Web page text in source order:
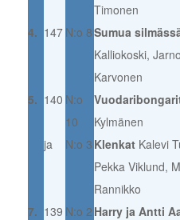
Timonen
4. 147 N:o 8Sumua
Kalliokoski,
Karvonen
5. 140 N:o
10
Kylmänen
ja
N:o 3 Klenkat Kalevi
Pekka Viklund,
Rannikko
7. 139 N:o 2 Harry ja Antti